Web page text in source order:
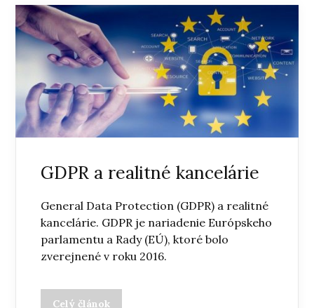
GDPR a realitné kancelárie
General Data Protection (GDPR) a realitné
kancelárie. GDPR je nariadenie Európskeho
parlamentu a Rady (EÚ), ktoré bolo
zverejnené v roku 2016.
Celý článok